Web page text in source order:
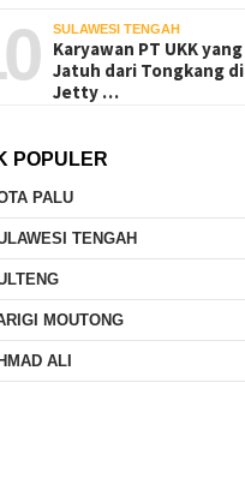
SULAWESI TENGAH
Karyawan PT UKK yang
Jatuh dari Tongkang di
Jetty …
POPULER
PALU
TENGAH
MOUTONG
ALI